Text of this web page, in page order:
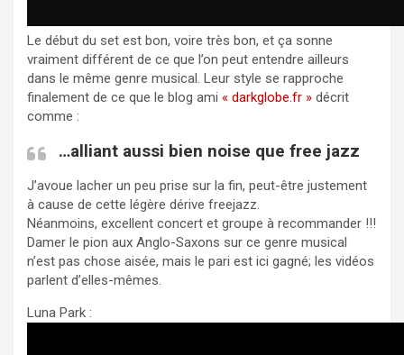
Le début du set est bon, voire très bon, et ça sonne
vraiment différent de ce que l’on peut entendre ailleurs
dans le même genre musical. Leur style se rapproche
finalement de ce que le blog ami « darkglobe.fr » décrit
comme :
…alliant aussi bien noise que free jazz
J’avoue lacher un peu prise sur la fin, peut-être justement
à cause de cette légère dérive freejazz.
Néanmoins, excellent concert et groupe à recommander !!!
Damer le pion aux Anglo-Saxons sur ce genre musical
n’est pas chose aisée, mais le pari est ici gagné; les vidéos
parlent d’elles-mêmes.
Luna Park :